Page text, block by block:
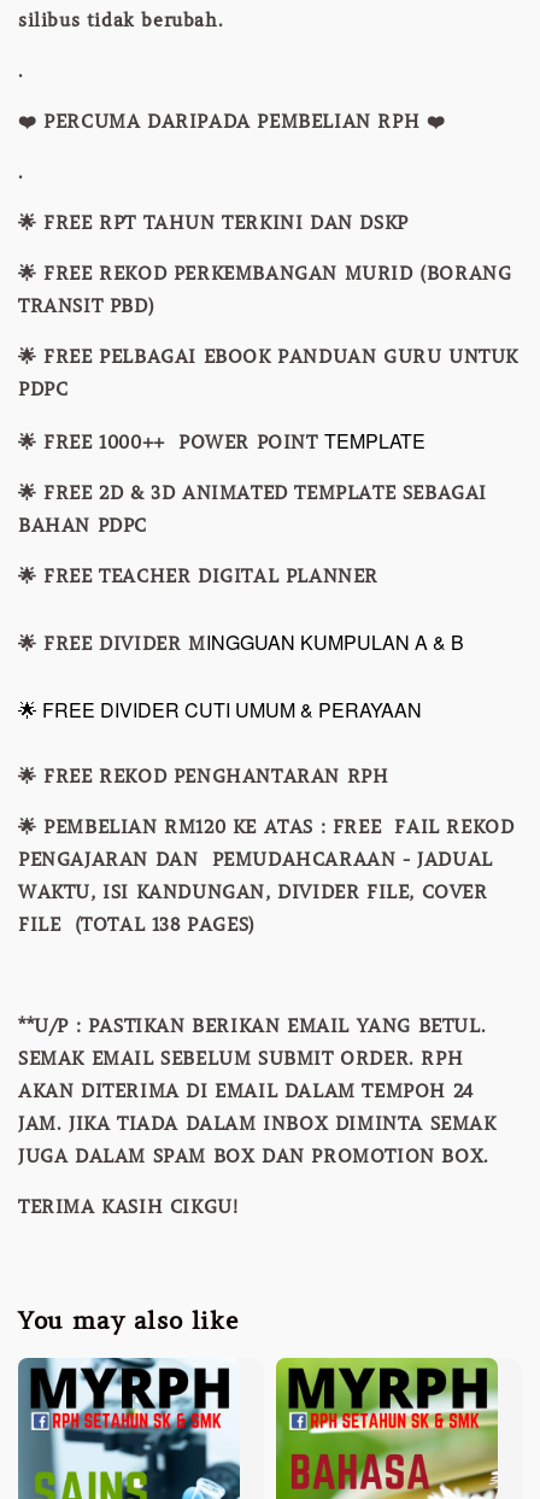
silibus tidak berubah.
.
❤️ PERCUMA DARIPADA PEMBELIAN RPH ❤️
.
🌟 FREE RPT TAHUN TERKINI DAN DSKP
🌟 FREE REKOD PERKEMBANGAN MURID (BORANG
TRANSIT PBD)
🌟 FREE PELBAGAI EBOOK PANDUAN GURU UNTUK
PDPC
🌟 FREE 1000++ POWER POINTTEMPLATE
🌟 FREE 2D & 3D ANIMATED TEMPLATE SEBAGAI
BAHAN PDPC
🌟 FREE TEACHER DIGITAL PLANNER
🌟 FREE DIVIDER MINGGUAN KUMPULAN A & B
🌟 FREE DIVIDER CUTI UMUM & PERAYAAN
🌟 FREE REKOD PENGHANTARAN RPH
🌟 PEMBELIAN RM120 KE ATAS : FREE FAIL REKOD
PENGAJARAN DAN PEMUDAHCARAAN - JADUAL
WAKTU, ISI KANDUNGAN, DIVIDER FILE, COVER
FILE (TOTAL 138 PAGES)
**U/P : PASTIKAN BERIKAN EMAIL YANG BETUL.
SEMAK EMAIL SEBELUM SUBMIT ORDER. RPH
AKAN DITERIMA DI EMAIL DALAM TEMPOH 24
JAM. JIKA TIADA DALAM INBOX DIMINTA SEMAK
JUGA DALAM SPAM BOX DAN PROMOTION BOX.
TERIMA KASIH CIKGU!
You may also like